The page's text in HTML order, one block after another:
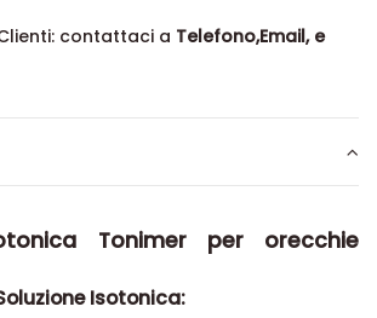
contattaci a Telefono,Email, e
Tonimer per orecchie
Isotonica: